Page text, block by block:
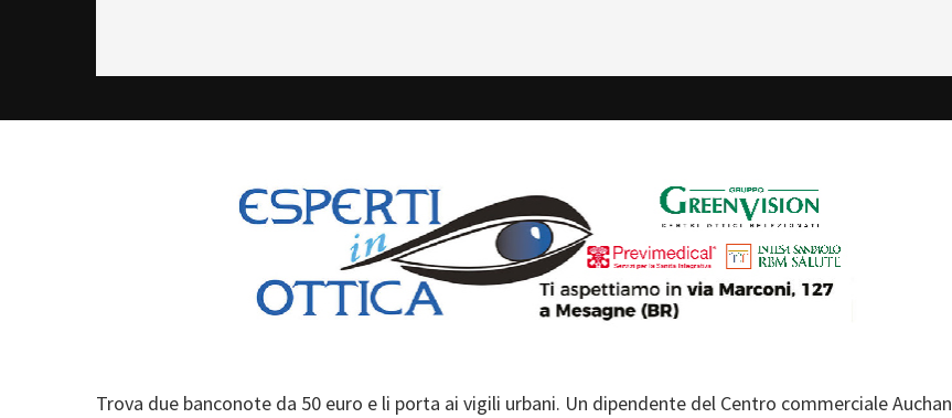
Trova due banconote da 50 euro e li porta ai vigili urbani. Un dipendente del Centro commerciale Auchan